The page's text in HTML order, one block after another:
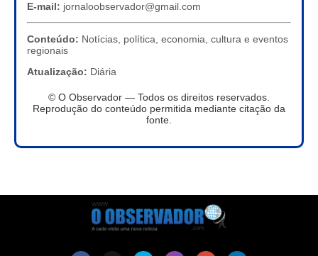
E-mail: jornaloobservador@gmail.com
Conteúdo: Notícias, política, economia, cultura e eventos
regionais
Atualização: Diária
© O Observador — Todos os direitos reservados.
Reprodução do conteúdo permitida mediante citação da
fonte.